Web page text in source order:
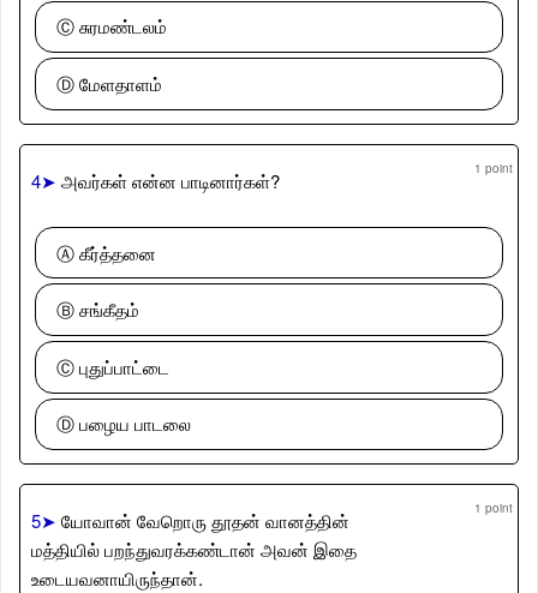
Ⓒ சுரமண்டலம்
Ⓓ மேளதாளம்
4➤ அவர்கள் என்ன பாடினார்கள்? 1 point
Ⓐ கீர்த்தனை
Ⓑ சங்கீதம்
Ⓒ புதுப்பாட்டை
Ⓓ பழைய பாடலை
5➤ யோவான் வேறொரு தூதன் வானத்தின்
மத்தியில் பறந்துவரக்கண்டான் அவன் இதை
உடையவனாயிருந்தான்.
1 point